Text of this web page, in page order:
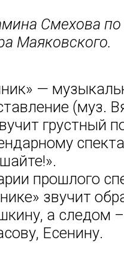
Смехова по
Маяковского.
—
(муз.
грустный
прошлого
звучит
а следом
Есенину.